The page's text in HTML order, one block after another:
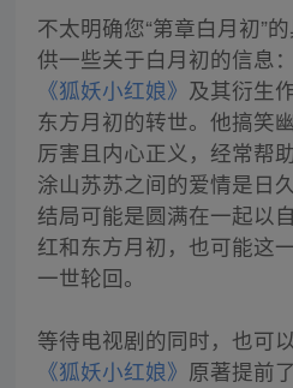
不太明确您“第章白月初”
供一些关于白月初的信息
《狐妖小红娘》 及其衍生
东方月初的转世。他搞笑
厉害且内心正义，经常帮
涂山苏苏之间的爱情是日
结局可能是圆满在一起以
红和东方月初，也可能这
一世轮回。
等待电视剧的同时，也可
《狐妖小红娘》 原著提前